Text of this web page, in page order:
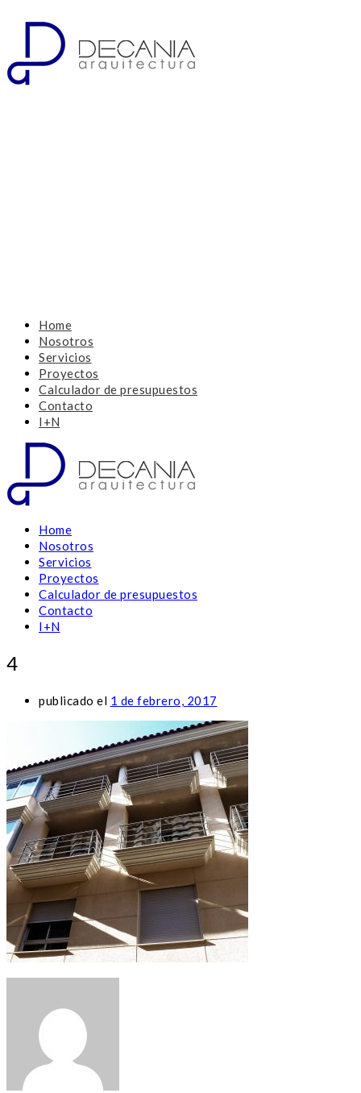
Home
Nosotros
Servicios
Proyectos
Calculador de presupuestos
Contacto
I+N
Home
Nosotros
Servicios
Proyectos
Calculador de presupuestos
Contacto
I+N
4
publicado el 1 de febrero, 2017